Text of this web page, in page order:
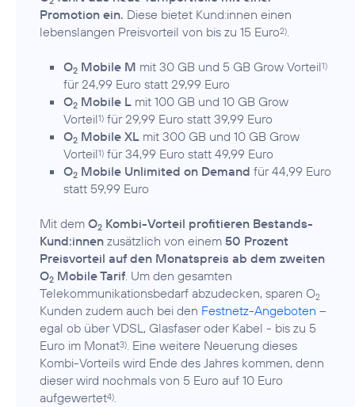
Promotion ein. Diese bietet Kund:innen einen
lebenslangen Preisvorteil von bis zu 15 Euro2).
O2 Mobile M mit 30 GB und 5 GB Grow Vorteil1)
für 24,99 Euro statt 29,99 Euro
O2 Mobile L mit 100 GB und 10 GB Grow
Vorteil1) für 29,99 Euro statt 39,99 Euro
O2 Mobile XL mit 300 GB und 10 GB Grow
Vorteil1) für 34,99 Euro statt 49,99 Euro
O2 Mobile Unlimited on Demand für 44,99 Euro
statt 59,99 Euro
Mit dem O2 Kombi-Vorteil profitieren Bestands-
Kund:innen zusätzlich von einem 50 Prozent
Preisvorteil auf den Monatspreis ab dem zweiten
O2 Mobile Tarif. Um den gesamten
Telekommunikationsbedarf abzudecken, sparen O2
Kunden zudem auch bei den Festnetz-Angeboten –
egal ob über VDSL, Glasfaser oder Kabel - bis zu 5
Euro im Monat3). Eine weitere Neuerung dieses
Kombi-Vorteils wird Ende des Jahres kommen, denn
dieser wird nochmals von 5 Euro auf 10 Euro
aufgewertet4).